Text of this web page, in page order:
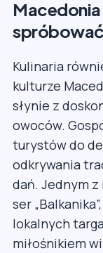
Kulinaria
kulturze
słynie z
owoców.
turystów do
odkrywania
dań. Jednym
ser
lokalnych
miłośnikiem